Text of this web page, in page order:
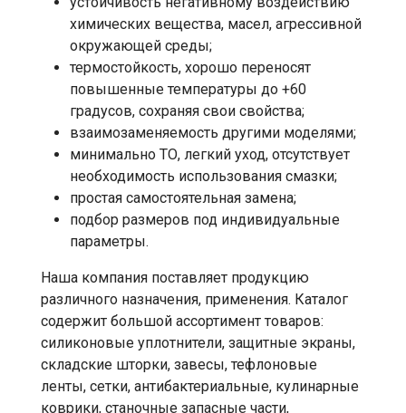
химических вещества, масел, агрессивной
окружающей среды;
термостойкость, хорошо переносят
повышенные температуры до +60
градусов, сохраняя свои свойства;
взаимозаменяемость другими моделями;
минимально ТО, легкий уход, отсутствует
необходимость использования смазки;
простая самостоятельная замена;
подбор размеров под индивидуальные
параметры.
Наша компания поставляет продукцию
различного назначения, применения. Каталог
содержит большой ассортимент товаров:
силиконовые уплотнители, защитные экраны,
складские шторки, завесы, тефлоновые
ленты, сетки, антибактериальные, кулинарные
коврики, станочные запасные части,